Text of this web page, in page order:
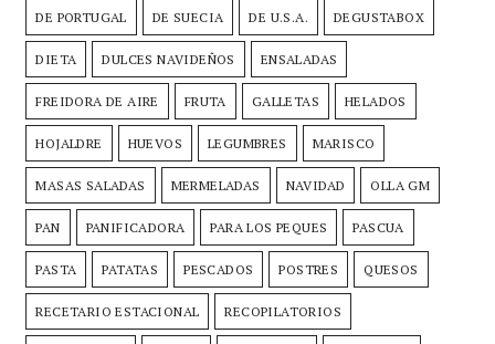
DE PORTUGAL DE SUECIA DE U.S.A. DEGUSTABOX
DIETA DULCES NAVIDEÑOS ENSALADAS
FREIDORA DE AIRE FRUTA GALLETAS HELADOS
HOJALDRE HUEVOS LEGUMBRES MARISCO
MASAS SALADAS MERMELADAS NAVIDAD OLLA GM
PAN PANIFICADORA PARA LOS PEQUES PASCUA
PASTA PATATAS PESCADOS POSTRES QUESOS
RECETARIO ESTACIONAL RECOPILATORIOS